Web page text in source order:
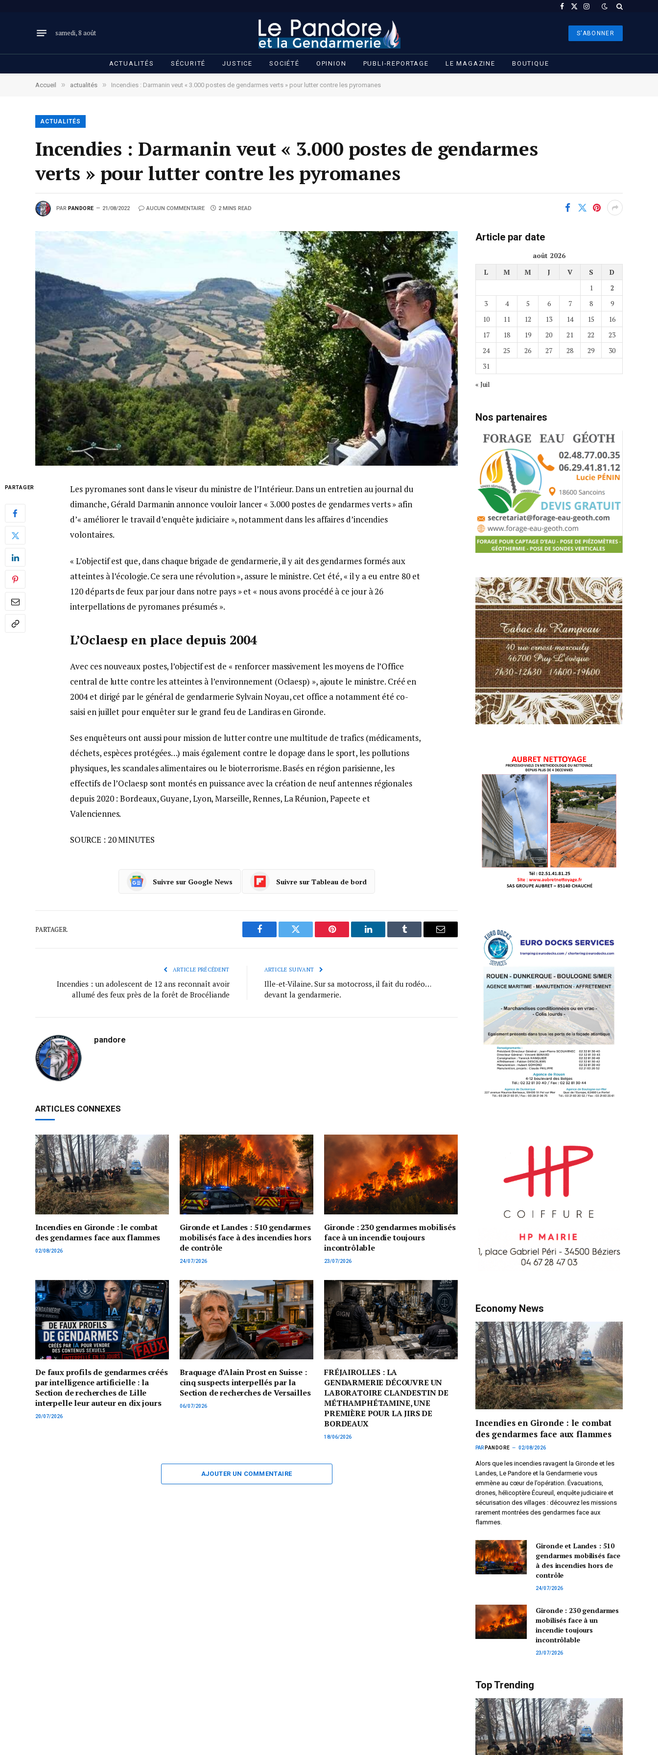
Facebook
X
Instagram
samedi, 8 août S'ABONNER
ACTUALITÉS SÉCURITÉ JUSTICE SOCIÉTÉ OPINION PUBLI-REPORTAGE LE MAGAZINE BOUTIQUE
Accueil » actualités » Incendies : Darmanin veut « 3.000 postes de gendarmes verts » pour lutter contre les pyromanes
ACTUALITÉS
Incendies : Darmanin veut « 3.000 postes de gendarmes
verts » pour lutter contre les pyromanes
PAR PANDORE 21/08/2022 AUCUN COMMENTAIRE 2 MINS READ
PARTAGER
Les pyromanes sont dans le viseur du ministre de l’Intérieur. Dans un entretien au journal du
dimanche, Gérald Darmanin annonce vouloir lancer « 3.000 postes de gendarmes verts » afin
d’« améliorer le travail d’enquête judiciaire », notamment dans les affaires d’incendies
volontaires.
« L’objectif est que, dans chaque brigade de gendarmerie, il y ait des gendarmes formés aux
atteintes à l’écologie. Ce sera une révolution », assure le ministre. Cet été, « il y a eu entre 80 et
120 départs de feux par jour dans notre pays » et « nous avons procédé à ce jour à 26
interpellations de pyromanes présumés ».
L’Oclaesp en place depuis 2004
Avec ces nouveaux postes, l’objectif est de « renforcer massivement les moyens de l’Office
central de lutte contre les atteintes à l’environnement (Oclaesp) », ajoute le ministre. Créé en
2004 et dirigé par le général de gendarmerie Sylvain Noyau, cet office a notamment été co-
saisi en juillet pour enquêter sur le grand feu de Landiras en Gironde.
Ses enquêteurs ont aussi pour mission de lutter contre une multitude de trafics (médicaments,
déchets, espèces protégées…) mais également contre le dopage dans le sport, les pollutions
physiques, les scandales alimentaires ou le bioterrorisme. Basés en région parisienne, les
effectifs de l’Oclaesp sont montés en puissance avec la création de neuf antennes régionales
depuis 2020 : Bordeaux, Guyane, Lyon, Marseille, Rennes, La Réunion, Papeete et
Valenciennes.
SOURCE : 20 MINUTES
Suivre sur Google News Suivre sur Tableau de bord
PARTAGER.
Facebook Twitter Pinterest LinkedIn Tumblr Courriel
ARTICLE PRÉCÉDENT
Incendies : un adolescent de 12 ans reconnaît avoir
allumé des feux près de la forêt de Brocéliande
ARTICLE SUIVANT
Ille-et-Vilaine. Sur sa motocross, il fait du rodéo…
devant la gendarmerie.
pandore
ARTICLES CONNEXES
Incendies en Gironde : le combat
des gendarmes face aux flammes
02/08/2026
Gironde et Landes : 510 gendarmes
mobilisés face à des incendies hors
de contrôle
24/07/2026
Gironde : 230 gendarmes mobilisés
face à un incendie toujours
incontrôlable
23/07/2026
De faux profils de gendarmes créés
par intelligence artificielle : la
Section de recherches de Lille
interpelle leur auteur en dix jours
20/07/2026
Braquage d’Alain Prost en Suisse :
cinq suspects interpellés par la
Section de recherches de Versailles
06/07/2026
FRÉJAIROLLES : LA
GENDARMERIE DÉCOUVRE UN
LABORATOIRE CLANDESTIN DE
MÉTHAMPHÉTAMINE, UNE
PREMIÈRE POUR LA JIRS DE
BORDEAUX
18/06/2026
AJOUTER UN COMMENTAIRE
Article par date
août 2026
L
M M J V S
D
1
2
3
4 5 6 7 8
9
10
11 12 13 14 15
16
17
18 19 20 21 22
23
24
25 26 27 28 29
30
31
« Juil
Nos partenaires
Economy News
Incendies en Gironde : le combat
des gendarmes face aux flammes
PAR PANDORE 02/08/2026
Alors que les incendies ravagent la Gironde et les
Landes, Le Pandore et la Gendarmerie vous
emmène au cœur de l’opération. Évacuations,
drones, hélicoptère Écureuil, enquête judiciaire et
sécurisation des villages : découvrez les missions
rarement montrées des gendarmes face aux
flammes.
Gironde et Landes : 510
gendarmes mobilisés face
à des incendies hors de
contrôle
24/07/2026
Gironde : 230 gendarmes
mobilisés face à un
incendie toujours
incontrôlable
23/07/2026
Top Trending